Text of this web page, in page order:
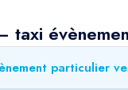
taxi
particulier